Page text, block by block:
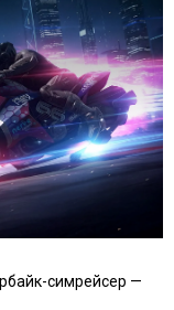
симрейсер —